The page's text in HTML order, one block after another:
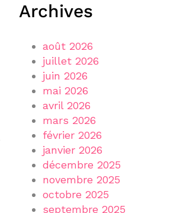
Archives
août 2026
juillet 2026
juin 2026
mai 2026
avril 2026
mars 2026
février 2026
janvier 2026
décembre 2025
novembre 2025
octobre 2025
septembre 2025